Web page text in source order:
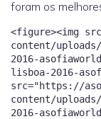
foram os
<figure><img
content/
2016-
lisboa-2016-
src="https://
content/
2016-